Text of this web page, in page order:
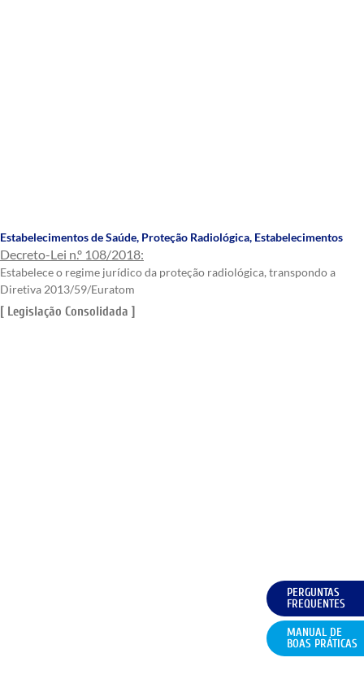
Estabelecimentos de Saúde, Proteção Radiológica, Estabelecimentos
Decreto-Lei n.º 108/2018:
Estabelece o regime jurídico da proteção radiológica, transpondo a
Diretiva 2013/59/Euratom
[ Legislação Consolidada ]
PERGUNTAS
FREQUENTES
MANUAL DE
BOAS PRÁTICAS